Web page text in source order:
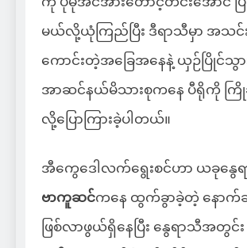
မယ်လို့ယုံကြည်ပြီး ဒီရာသီမှာ အသင်
ကောင်းတဲ့အခြေအနေနဲ့ ယှဉ်ပြိုင်သွား
အာဆင်နယ်မိသားစုကနေ ပီရိုကို က
လို့ပြောကြားခဲ့ပါတယ်။
အီကွေဒေါလက်ရွေးစင်ဟာ ယခုနွေရ
ဗာကူဆင်ကနေ ထွက်ခွာခဲ့တဲ့ နောက်
ဖြစ်လာဖွယ်ရှိနေပြီး နွေရာသီအတွင်း